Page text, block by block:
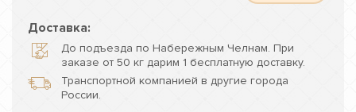
Доставка:
До подъезда по Набережным Челнам. При
заказе от 50 кг дарим 1 бесплатную доставку.
Транспортной компанией в другие города
России.